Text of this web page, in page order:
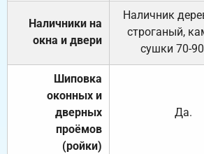
Наличники на
окна и двери
Наличник
строганый,
сушки 70-
Шиповка
оконных и
дверных
проёмов
(ройки)
Да.